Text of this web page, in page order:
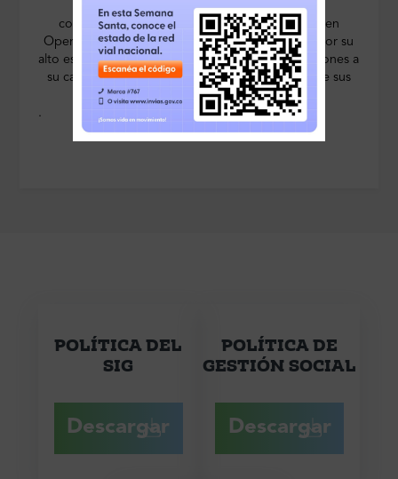
convertirse en la empresa líder a nivel nacional en
Operación y Administración de Peajes y Pesajes por su
alto estándar de calidad en dada uno de las estaciones a
su cargo y por garantizar una gestión eficiente de sus
recursos fisicos, financieros y humanos.
.
POLÍTICA DEL
SIG
Descargar
POLÍTICA DE
GESTIÓN SOCIAL
Descargar